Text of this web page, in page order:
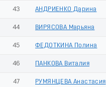
43 АНДРИЕНКО Дарина
44 ВИРЯСОВА Марьяна
45 ФЕДОТКИНА Полина
46 ПАНКОВА Виталия
47 РУМЯНЦЕВА Анастасия